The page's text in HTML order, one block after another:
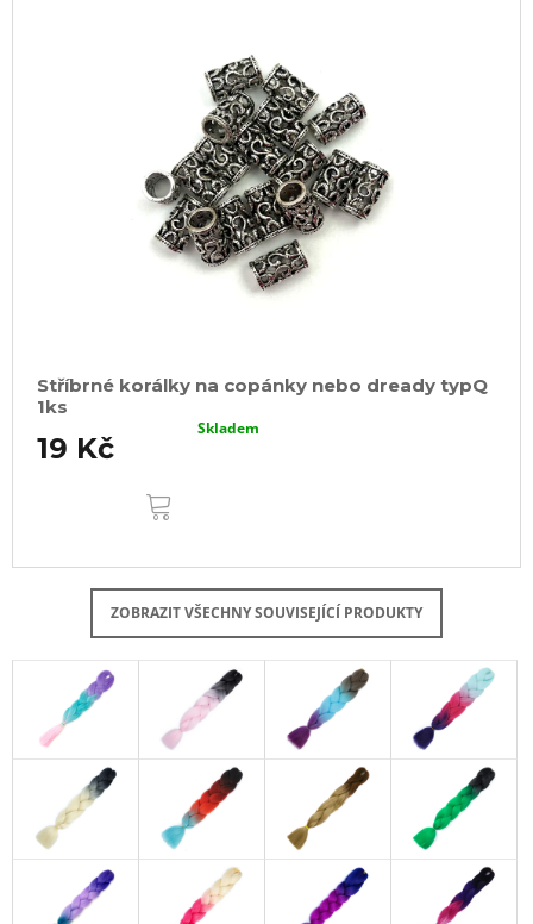
Stříbrné korálky na copánky nebo dready typQ
1ks
19 Kč
Skladem
ZOBRAZIT VŠECHNY SOUVISEJÍCÍ PRODUKTY